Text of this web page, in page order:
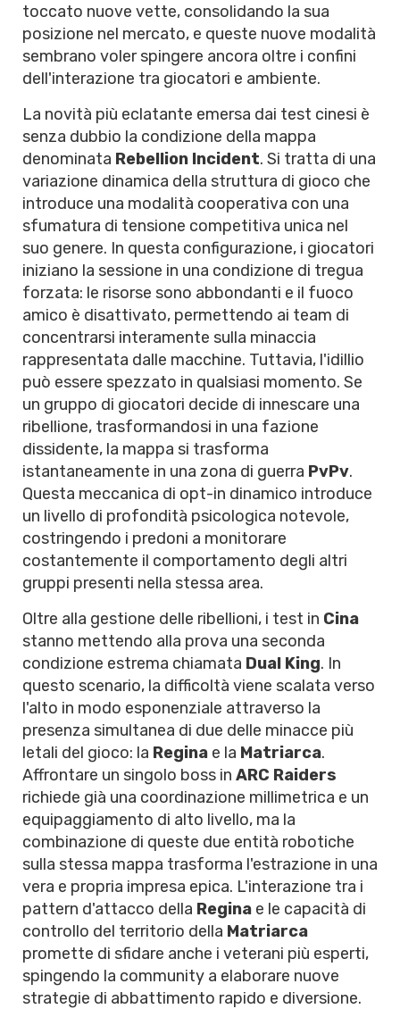
toccato nuove vette, consolidando la sua
posizione nel mercato, e queste nuove modalità
sembrano voler spingere ancora oltre i confini
dell'interazione tra giocatori e ambiente.
La novità più eclatante emersa dai test cinesi è
senza dubbio la condizione della mappa
denominata Rebellion Incident. Si tratta di una
variazione dinamica della struttura di gioco che
introduce una modalità cooperativa con una
sfumatura di tensione competitiva unica nel
suo genere. In questa configurazione, i giocatori
iniziano la sessione in una condizione di tregua
forzata: le risorse sono abbondanti e il fuoco
amico è disattivato, permettendo ai team di
concentrarsi interamente sulla minaccia
rappresentata dalle macchine. Tuttavia, l'idillio
può essere spezzato in qualsiasi momento. Se
un gruppo di giocatori decide di innescare una
ribellione, trasformandosi in una fazione
dissidente, la mappa si trasforma
istantaneamente in una zona di guerra PvPv.
Questa meccanica di opt-in dinamico introduce
un livello di profondità psicologica notevole,
costringendo i predoni a monitorare
costantemente il comportamento degli altri
gruppi presenti nella stessa area.
Oltre alla gestione delle ribellioni, i test in Cina
stanno mettendo alla prova una seconda
condizione estrema chiamata Dual King. In
questo scenario, la difficoltà viene scalata verso
l'alto in modo esponenziale attraverso la
presenza simultanea di due delle minacce più
letali del gioco: la Regina e la Matriarca.
Affrontare un singolo boss in ARC Raiders
richiede già una coordinazione millimetrica e un
equipaggiamento di alto livello, ma la
combinazione di queste due entità robotiche
sulla stessa mappa trasforma l'estrazione in una
vera e propria impresa epica. L'interazione tra i
pattern d'attacco della Regina e le capacità di
controllo del territorio della Matriarca
promette di sfidare anche i veterani più esperti,
spingendo la community a elaborare nuove
strategie di abbattimento rapido e diversione.